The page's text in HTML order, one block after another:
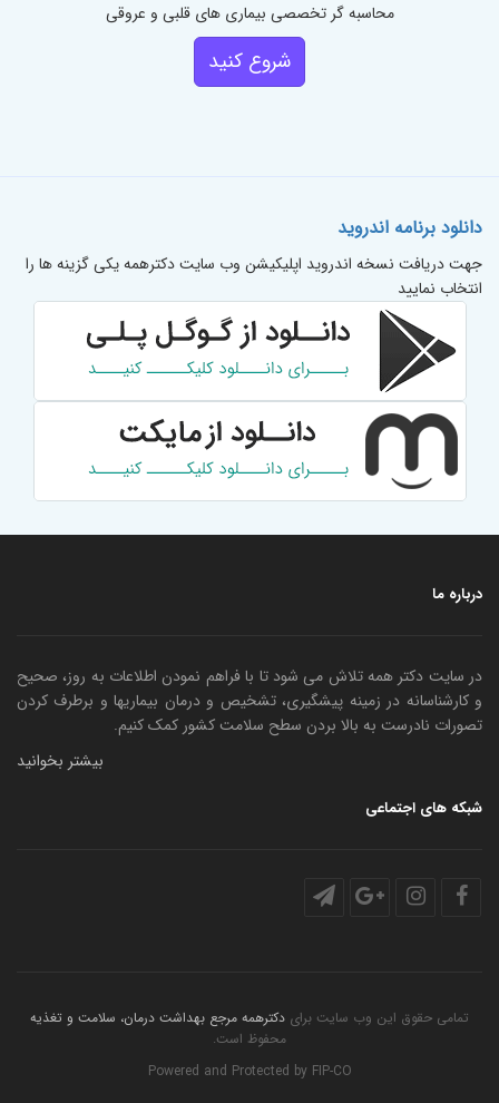
محاسبه گر تخصصی بیماری های قلبی و عروقی
شروع کنید
دانلود برنامه اندروید
جهت دریافت نسخه اندروید اپلیکیشن وب سایت دکترهمه یکی گزینه ها را
انتخاب نمایید
درباره ما
در سایت دکتر همه تلاش می شود تا با فراهم نمودن اطلاعات به روز، صحیح
و کارشناسانه در زمینه پیشگیری، تشخیص و درمان بیماریها و برطرف کردن
تصورات نادرست به بالا بردن سطح سلامت کشور کمک کنیم.
بیشتر بخوانید
شبکه های اجتماعی
تمامی حقوق این وب سایت برای دکترهمه مرجع بهداشت درمان، سلامت و تغذیه
محفوظ است.
Powered and Protected by FIP-CO